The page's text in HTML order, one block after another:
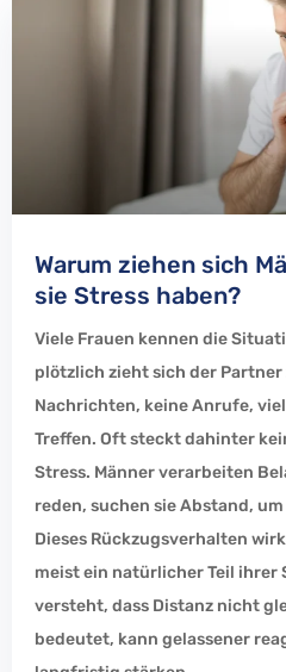
Warum ziehen sich
sie Stress haben?
Viele Frauen kennen die
plötzlich zieht sich der Partner
Nachrichten, keine Anrufe,
Treffen. Oft steckt dahinter
Stress. Männer verarbeiten
reden, suchen sie Abstand,
Dieses Rückzugsverhalten
meist ein natürlicher Teil ihrer
versteht, dass Distanz nicht
bedeutet, kann gelassener